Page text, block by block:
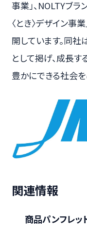
事業」、NOLTYブ
〈とき〉デザイン事
開しています。同社
として掲げ、成長す
豊かにできる社会を
関連情報
商品パンフレッ